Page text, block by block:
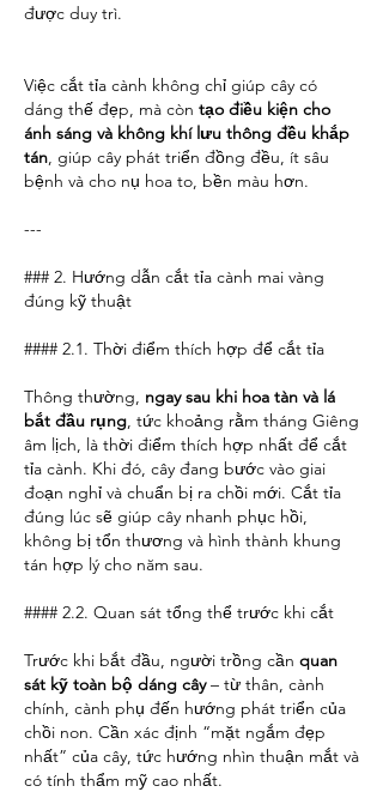
được duy trì.
Việc cắt tỉa cành không chỉ giúp cây có
dáng thế đẹp, mà còn tạo điều kiện cho
ánh sáng và không khí lưu thông đều khắp
tán, giúp cây phát triển đồng đều, ít sâu
bệnh và cho nụ hoa to, bền màu hơn.
---
### 2. Hướng dẫn cắt tỉa cành mai vàng
đúng kỹ thuật
#### 2.1. Thời điểm thích hợp để cắt tỉa
Thông thường, ngay sau khi hoa tàn và lá
bắt đầu rụng, tức khoảng rằm tháng Giêng
âm lịch, là thời điểm thích hợp nhất để cắt
tỉa cành. Khi đó, cây đang bước vào giai
đoạn nghỉ và chuẩn bị ra chồi mới. Cắt tỉa
đúng lúc sẽ giúp cây nhanh phục hồi,
không bị tổn thương và hình thành khung
tán hợp lý cho năm sau.
#### 2.2. Quan sát tổng thể trước khi cắt
Trước khi bắt đầu, người trồng cần quan
sát kỹ toàn bộ dáng cây – từ thân, cành
chính, cành phụ đến hướng phát triển của
chồi non. Cần xác định “mặt ngắm đẹp
nhất” của cây, tức hướng nhìn thuận mắt và
có tính thẩm mỹ cao nhất.